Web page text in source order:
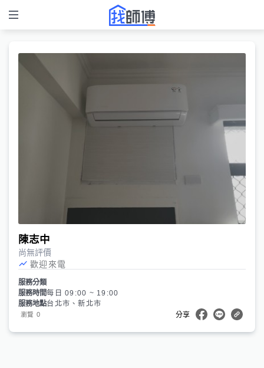
陳志中
尚無評價
歡迎來電
服務分類
服務時間每日 09:00 ~ 19:00
服務地點台北市、新北市
瀏覽 0 分享